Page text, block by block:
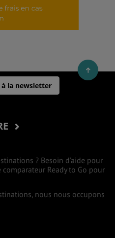
la newsletter
? Besoin d’aide pour
Ready to Go pour
nous nous occupons